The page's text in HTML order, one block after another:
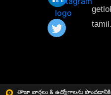
తాజా వార్తలు & ఉద్యోగాలను పొందడానికి